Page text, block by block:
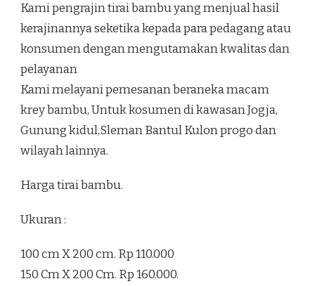
Kami pengrajin tirai bambu yang menjual hasil
kerajinannya seketika kepada para pedagang atau
konsumen dengan mengutamakan kwalitas dan
pelayanan
Kami melayani pemesanan beraneka macam
krey bambu, Untuk kosumen di kawasan Jogja,
Gunung kidul,Sleman Bantul Kulon progo dan
wilayah lainnya.
Harga tirai bambu.
Ukuran :
100 cm X 200 cm. Rp 110.000
150 Cm X 200 Cm. Rp 160.000.